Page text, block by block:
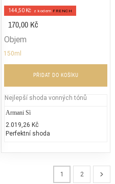
Jean Paul Gaultier - Classique
2.300,00 Kč
50% běžných vonných tónů
144,50 Kč z kodem FRENCH
170,00 Kč
Objem
150ml
PŘIDAT DO KOŠÍKU
Nejlepší shoda vonných tónů
Armani Sì
2.019,26 Kč
Perfektní shoda
1 2